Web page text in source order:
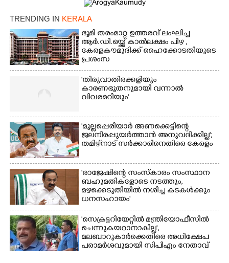
TRENDING IN KERALA
ഭൂമി തരംമാറ്റ ഉത്തരവ് ലംഘിച്ച
ആർ.ഡി.ഒയ്ക്ക് കാൽലക്ഷം പിഴ ,​
കേരളകൗമുദിക്ക് ഹൈക്കോടതിയുടെ
പ്രശംസ
'തിരുവാതിരക്കളിയും
കാരണഭൂതനുമായി വന്നാൽ
വിവരമറിയും '
'മുല്ലപ്പെരിയാർ അണക്കെട്ടിന്റെ
ജലനിരപ്പുയർത്താൻ അനുവദിക്കില്ല';
തമിഴ്‌നാട് സർക്കാരിനെതിരെ കേരളം
'രാജേഷിന്റെ സംസ്കാരം സംസ്ഥാന
ബഹുമതികളോടെ നടത്തും,
മഴക്കെടുതിയിൽ നശിച്ച കടകൾക്കും
ധനസഹായം'
'സെക്രട്ടറിയേറ്റിൽ മന്ത്രിയോഫീസിൽ
ചെന്നുകയറാനാകില്ല',
മലബാറുകാർക്കെതിരെ അധിക്ഷേപ
പരാമർശവുമായി സിപിഎം നേതാവ്‌
Share this link
Copy Link